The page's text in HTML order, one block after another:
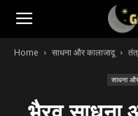
Home साधना और कालाजादू
साधना